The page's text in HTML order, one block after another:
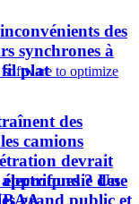
des
synchrones à
fil plat
des
camions
devrait
des
? Une
grand public et